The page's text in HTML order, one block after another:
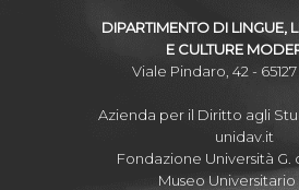
DIPARTIMENTO DI LINGUE,
E CULTURE
Viale Pindaro, 42 -
Azienda per il Diritto agli
unidav.it
Fondazione Università G.
Museo Universitario